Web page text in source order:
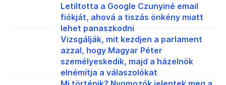
Letiltotta a Google Czunyiné email
fiókját, ahová a tiszás önkény miatt
lehet panaszkodni
Vizsgálják, mit kezdjen a parlament
azzal, hogy Magyar Péter
személyeskedik, majd a házelnök
elnémítja a válaszolókat